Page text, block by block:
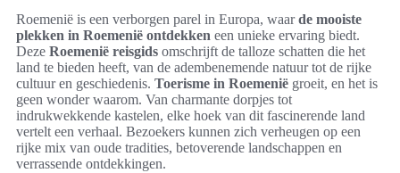
Roemenië is een verborgen parel in Europa, waarde mooiste
plekken in Roemenië ontdekken een unieke ervaring biedt.
Deze Roemenië reisgids omschrijft de talloze schatten die het
land te bieden heeft, van de adembenemende natuur tot de rijke
cultuur en geschiedenis. Toerisme in Roemenië groeit, en het is
geen wonder waarom. Van charmante dorpjes tot
indrukwekkende kastelen, elke hoek van dit fascinerende land
vertelt een verhaal. Bezoekers kunnen zich verheugen op een
rijke mix van oude tradities, betoverende landschappen en
verrassende ontdekkingen.